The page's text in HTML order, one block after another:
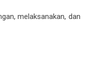
melaksanakan, dan